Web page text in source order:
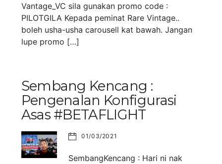
Vantage_VC sila gunakan promo code :
PILOTGILA Kepada peminat Rare Vintage..
boleh usha-usha carousell kat bawah. Jangan
lupe promo […]
Sembang Kencang :
Pengenalan Konfigurasi
Asas #BETAFLIGHT
01/03/2021
SembangKencang : Hari ni nak